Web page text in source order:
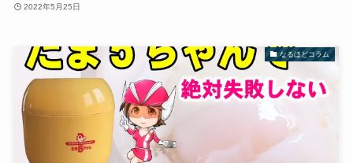
2022年5月25日
なるほどコラム